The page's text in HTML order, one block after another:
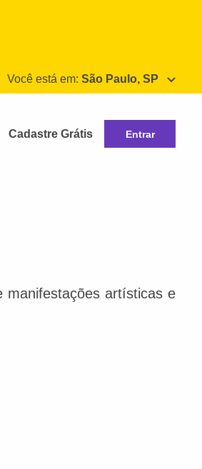
Você está em: São Paulo, SP
Cadastre Grátis Entrar
manifestações artísticas e